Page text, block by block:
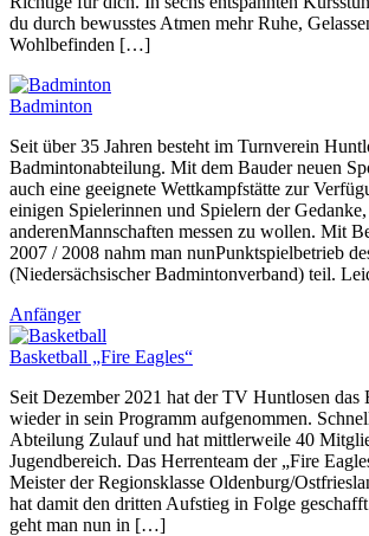
du durch bewusstes Atmen mehr Ruhe,
Wohlbefinden […]
Badminton
Seit über 35 Jahren besteht im Turnverein
Badmintonabteilung. Mit dem Bauder neuen
auch eine geeignete Wettkampfstätte zur
einigen Spielerinnen und Spielern der
anderenMannschaften messen zu wollen. Mit
2007 / 2008 nahm man nunPunktspielbetrieb
(Niedersächsischer Badmintonverband) teil.
Anfänger
Basketball „Fire Eagles“
Seit Dezember 2021 hat der TV Huntlosen das
wieder in sein Programm aufgenommen.
Abteilung Zulauf und hat mittlerweile 40
Jugendbereich. Das Herrenteam der „Fire
Meister der Regionsklasse Oldenburg/
hat damit den dritten Aufstieg in Folge
geht man nun in […]